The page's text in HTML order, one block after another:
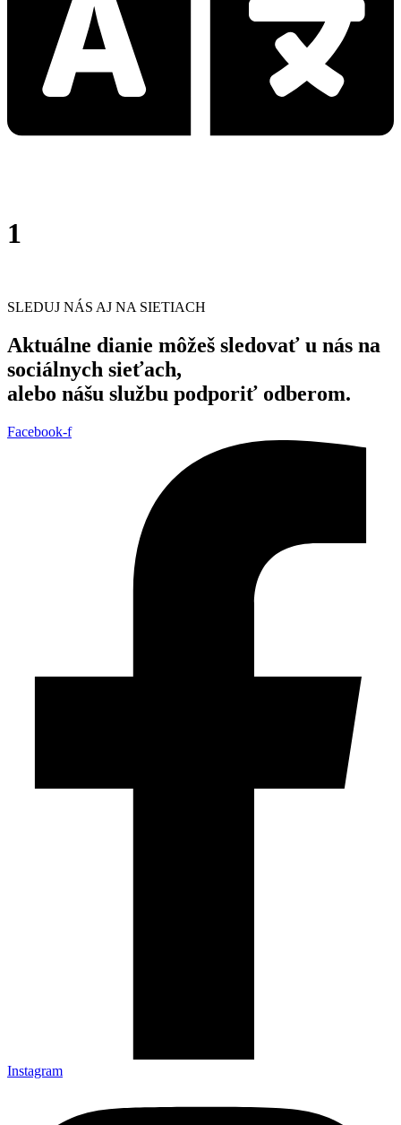
1
SLEDUJ NÁS AJ NA SIETIACH
Aktuálne dianie môžeš sledovať u nás na
sociálnych sieťach,
alebo nášu službu podporiť odberom.
Facebook-f
Instagram